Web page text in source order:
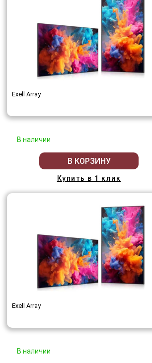
Exell Array
В наличии
В КОРЗИНУ
Купить в 1 клик
Exell Array
В наличии